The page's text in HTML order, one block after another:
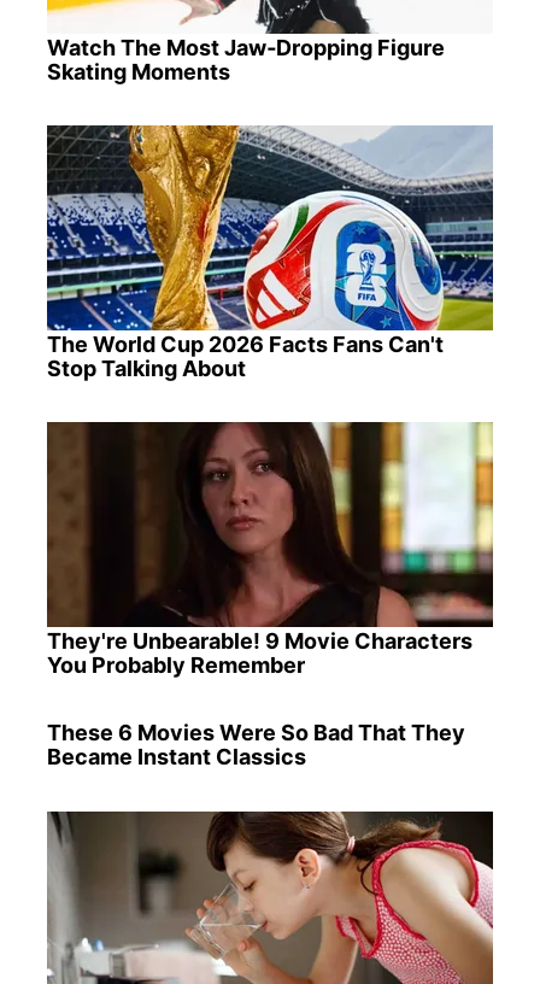
Watch The Most Jaw‑Dropping Figure
Skating Moments
The World Cup 2026 Facts Fans Can't
Stop Talking About
They're Unbearable! 9 Movie Characters
You Probably Remember
These 6 Movies Were So Bad That They
Became Instant Classics